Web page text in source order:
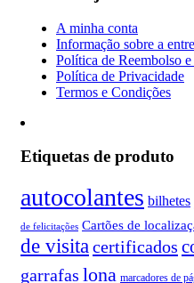
A minha conta
Informação sobre a
Política de Reembolso
Política de Privacidade
Termos e Condições
Etiquetas de produto
autocolantes bilhetes
de felicitações Cartões de
de visitacertificados
garrafas lona marcadores de